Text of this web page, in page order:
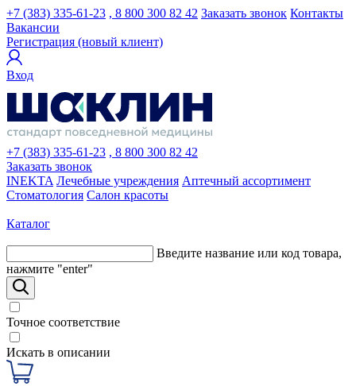
+7 (383) 335-61-23 , 8 800 300 82 42 Заказать звонок Контакты
Вакансии
Регистрация (новый клиент)
Вход
+7 (383) 335-61-23 , 8 800 300 82 42
Заказать звонок
INEKTA Лечебные учреждения Аптечный ассортимент
Стоматология Салон красоты
Каталог
Введите название или код товара,
нажмите "enter"
Точное соответствие
Искать в описании